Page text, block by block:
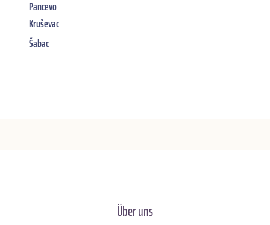
Pancevo
Kruševac
Šabac
Über uns